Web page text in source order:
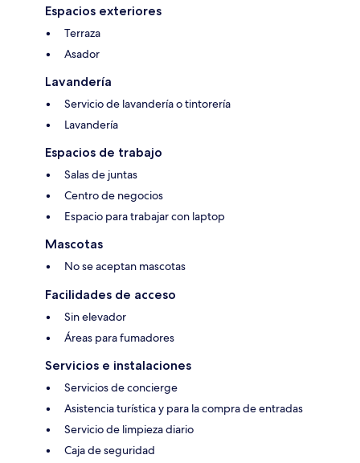
Espacios exteriores
Terraza
Asador
Lavandería
Servicio de lavandería o tintorería
Lavandería
Espacios de trabajo
Salas de juntas
Centro de negocios
Espacio para trabajar con laptop
Mascotas
No se aceptan mascotas
Facilidades de acceso
Sin elevador
Áreas para fumadores
Servicios e instalaciones
Servicios de concierge
Asistencia turística y para la compra de entradas
Servicio de limpieza diario
Caja de seguridad